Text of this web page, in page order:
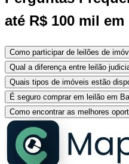
até R$ 100 mil
Como participar de leilões de
Qual a diferença entre leilão
Quais tipos de imóveis estão
É seguro comprar em leilão em
Como encontrar as melhores